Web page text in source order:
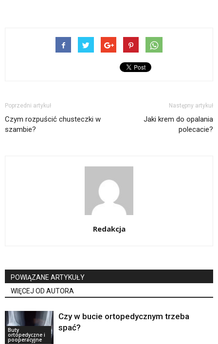
Poprzedni artykuł
Czym rozpuścić chusteczki w
szambie?
Następny artykuł
Jaki krem do opalania
polecacie?
Redakcja
POWIĄZANE ARTYKUŁY
WIĘCEJ OD AUTORA
Buty
ortopedyczne i
pooperacyjne
Czy w bucie ortopedycznym trzeba
spać?